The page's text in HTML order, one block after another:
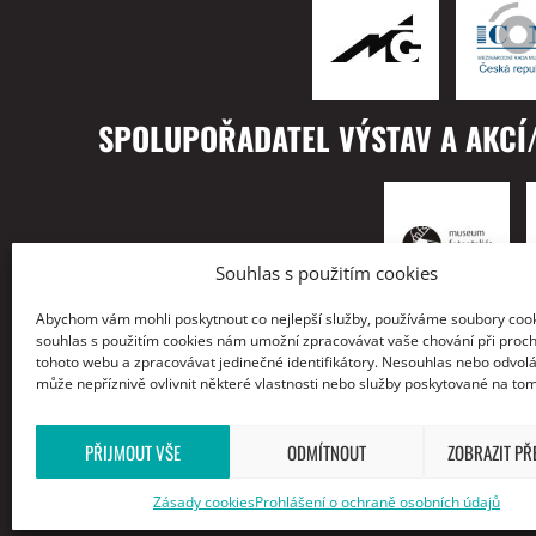
Souhlas s použitím cookies
Abychom vám mohli poskytnout co nejlepší služby, používáme soubory
souhlas s použitím cookies nám umožní zpracovávat vaše chování při
tohoto webu a zpracovávat jedinečné identifikátory. Nesouhlas nebo
může nepříznivě ovlivnit některé vlastnosti nebo služby poskytované na
PŘIJMOUT VŠE ODMÍTNOUT ZOBRAZIT
Zásady cookiesProhlášení o ochraně osobních údajů
SPOLUPOŘADATEL VÝSTAV A
S PODĚKOVÁNÍM / WITH THANKS